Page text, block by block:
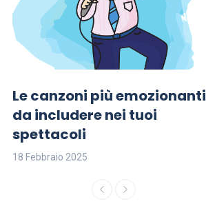
Le canzoni più emozionanti
da includere nei tuoi
spettacoli
18 Febbraio 2025